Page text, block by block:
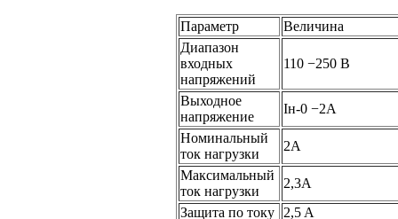
Параметр
Величина
Диапазон
входных
напряжений
110 −250 В
Выходное
напряжение
Iн-0 −2A
Номинальный
ток нагрузки
2A
Максимальный
ток нагрузки
2,3А
Защита по току
2,5 A